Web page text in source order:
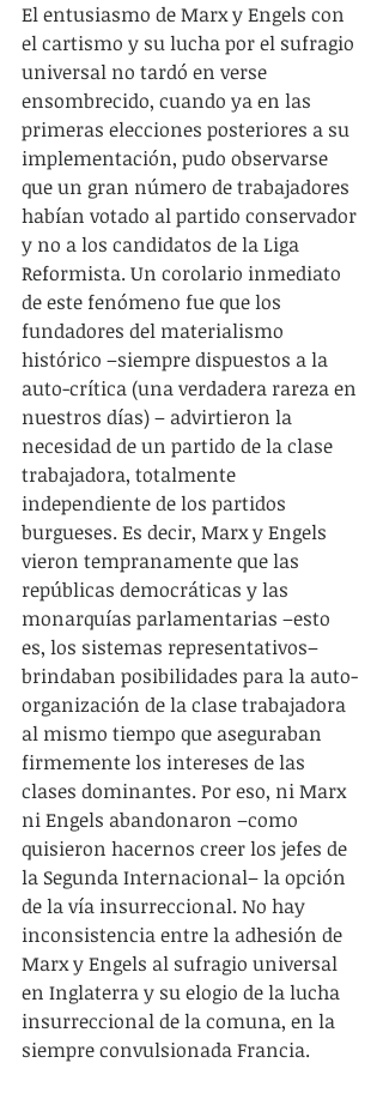
El entusiasmo de Marx y Engels con
el cartismo y su lucha por el sufragio
universal no tardó en verse
ensombrecido, cuando ya en las
primeras elecciones posteriores a su
implementación, pudo observarse
que un gran número de trabajadores
habían votado al partido conservador
y no a los candidatos de la Liga
Reformista. Un corolario inmediato
de este fenómeno fue que los
fundadores del materialismo
histórico –siempre dispuestos a la
auto-crítica (una verdadera rareza en
nuestros días) – advirtieron la
necesidad de un partido de la clase
trabajadora, totalmente
independiente de los partidos
burgueses. Es decir, Marx y Engels
vieron tempranamente que las
repúblicas democráticas y las
monarquías parlamentarias –esto
es, los sistemas representativos–
brindaban posibilidades para la auto-
organización de la clase trabajadora
al mismo tiempo que aseguraban
firmemente los intereses de las
clases dominantes. Por eso, ni Marx
ni Engels abandonaron –como
quisieron hacernos creer los jefes de
la Segunda Internacional– la opción
de la vía insurreccional. No hay
inconsistencia entre la adhesión de
Marx y Engels al sufragio universal
en Inglaterra y su elogio de la lucha
insurreccional de la comuna, en la
siempre convulsionada Francia.